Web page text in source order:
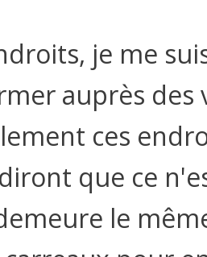
je me
auprès des
ces
que ce
le